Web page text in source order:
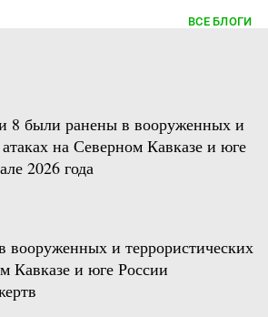
ВСЕ БЛОГИ
8 были ранены в вооруженных и
на Северном Кавказе и юге
2026 года
вооруженных и террористических
Кавказе и юге России